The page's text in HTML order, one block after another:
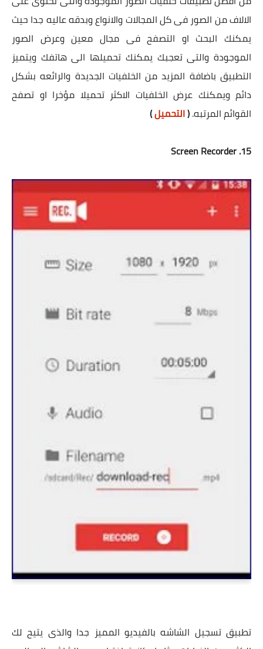
الالاف من الصور فى كل المجالات والانواع وبدقه عاليه جدا حيث
يمكنك البحث او التصفح فى مجال معين وعرض الصور
الموجودة والتى تعجبك يمكنك تحميلها الى هاتفك ويتميز
التطبيق باضافة المزيد من الخلفيات الجديدة والرائعه بشكل
دائم ويمكنك عرض الخلفيات الاكثر تحميلا مؤخرا او تصفح
القوائم المرتبه.(التحميل)
15. Screen Recorder
تطبيق تسجيل الشاشه بالفيديو المميز جدا والذى يتيح لك